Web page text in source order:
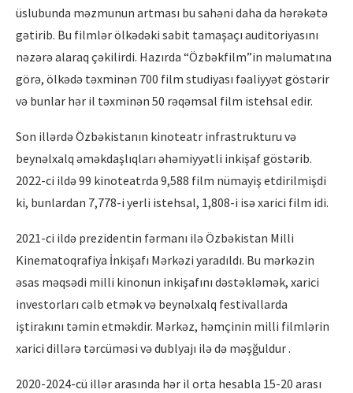
üslubunda məzmunun artması bu sahəni daha da hərəkətə
gətirib. Bu filmlər ölkədəki sabit tamaşaçı auditoriyasını
nəzərə alaraq çəkilirdi. Hazırda “Özbəkfilm”in məlumatına
görə, ölkədə təxminən 700 film studiyası fəaliyyət göstərir
və bunlar hər il təxminən 50 rəqəmsal film istehsal edir.
Son illərdə Özbəkistanın kinoteatr infrastrukturu və
beynəlxalq əməkdaşlıqları əhəmiyyətli inkişaf göstərib.
2022-ci ildə 99 kinoteatrda 9,588 film nümayiş etdirilmişdi
ki, bunlardan 7,778-i yerli istehsal, 1,808-i isə xarici film idi.
2021-ci ildə prezidentin fərmanı ilə Özbəkistan Milli
Kinematoqrafiya İnkişafı Mərkəzi yaradıldı. Bu mərkəzin
əsas məqsədi milli kinonun inkişafını dəstəkləmək, xarici
investorları cəlb etmək və beynəlxalq festivallarda
iştirakını təmin etməkdir. Mərkəz, həmçinin milli filmlərin
xarici dillərə tərcüməsi və dublyajı ilə də məşğuldur .
2020-2024-cü illər arasında hər il orta hesabla 15-20 arası